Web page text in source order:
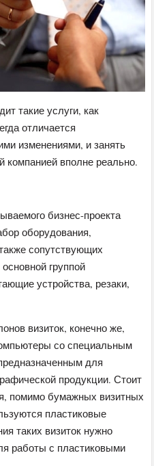
такие услуги, как
отличается
изменениями, и занять
компанией вполне реально.
бизнес-проекта
оборудования,
сопутствующих
группой
устройства, резаки,
визиток, конечно же,
со специальным
для
продукции. Стоит
помимо бумажных визитных
пластиковые
таких визиток нужно
работы с пластиковыми